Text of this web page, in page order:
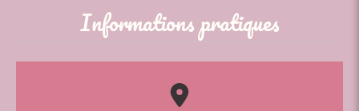
Informations pratiques